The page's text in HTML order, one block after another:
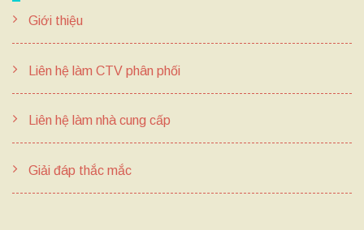
Giới thiệu
Liên hệ làm CTV phân phối
Liên hệ làm nhà cung cấp
Giải đáp thắc mắc